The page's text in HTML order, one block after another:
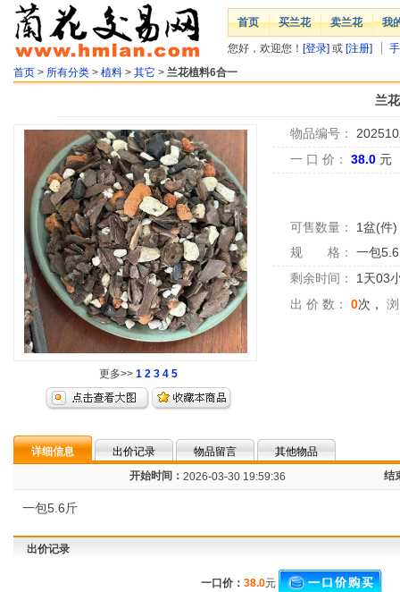
首页 买兰花 卖兰花 我
您好，欢迎您！ [登录] 或 [注册]
首页 > 所有分类 > 植料 > 其它 > 兰花植料6合一
兰
更多>> 1 2 3 4 5
物品编号：
一 口 价：
38.0 元
可售数量： 1盆(件)
规 格：
一包
剩余时间：
1天03
出 价 数：
0次，
详细信息 出价记录 物品留言
其他物品
开始时间： 2026-03-30 19:59:36 结
一包5.6斤
出价记录
一口价： 38.0元